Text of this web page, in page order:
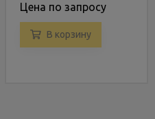
Цена по запросу
В корзину